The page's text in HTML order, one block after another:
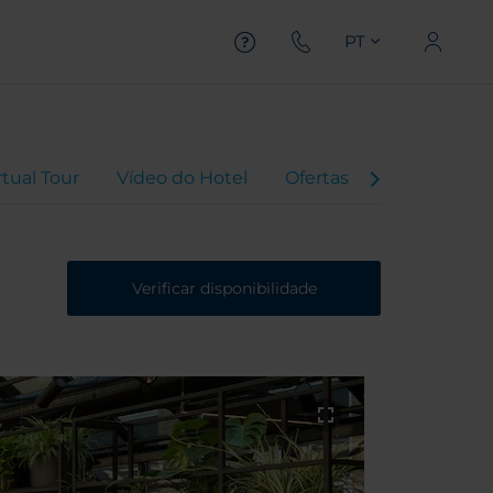
PT
Tour Vídeo do Hotel Ofertas
Verificar disponibilidade